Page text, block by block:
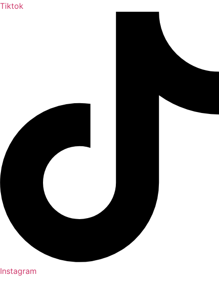
Tiktok
Instagram